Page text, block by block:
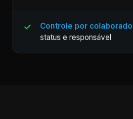
Controle por
status e responsável